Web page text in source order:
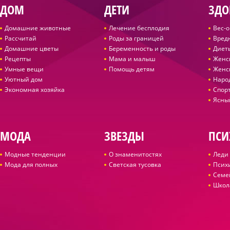
ДОМ
Домашние животные
Рассчитай
Домашние цветы
Рецепты
Умные вещи
Уютный дом
Экономная хозяйка
ДЕТИ
Лечение бесплодия
Роды за границей
Беременность и роды
Мама и малыш
Помощь детям
Вес-
МОДА
Модные тенденции
Мода для полных
ЗВЕЗДЫ
О знаменитостях
Светская тусовка
Леди